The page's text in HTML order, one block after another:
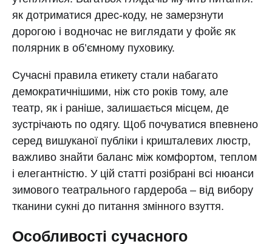
як дотриматися дрес-коду, не замерзнути
дорогою і водночас не виглядати у фойє як
полярник в об’ємному пуховику.
Сучасні правила етикету стали набагато
демократичнішими, ніж сто років тому, але
театр, як і раніше, залишається місцем, де
зустрічають по одягу. Щоб почуватися впевнено
серед вишуканої публіки і кришталевих люстр,
важливо знайти баланс між комфортом, теплом
і елегантністю. У цій статті розібрані всі нюанси
зимового театрального гардероба – від вибору
тканини сукні до питання змінного взуття.
Особливості сучасного